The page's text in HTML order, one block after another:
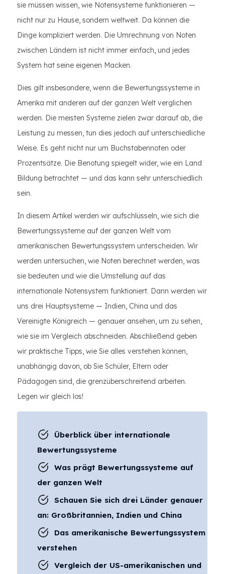
sie müssen wissen, wie Notensysteme funktionieren —
nicht nur zu Hause, sondern weltweit. Da können die
Dinge kompliziert werden. Die Umrechnung von Noten
zwischen Ländern ist nicht immer einfach, und jedes
System hat seine eigenen Macken.
Dies gilt insbesondere, wenn die Bewertungssysteme in
Amerika mit anderen auf der ganzen Welt verglichen
werden. Die meisten Systeme zielen zwar darauf ab, die
Leistung zu messen, tun dies jedoch auf unterschiedliche
Weise. Es geht nicht nur um Buchstabennoten oder
Prozentsätze. Die Benotung spiegelt wider, wie ein Land
Bildung betrachtet — und das kann sehr unterschiedlich
sein.
In diesem Artikel werden wir aufschlüsseln, wie sich die
Bewertungssysteme auf der ganzen Welt vom
amerikanischen Bewertungssystem unterscheiden. Wir
werden untersuchen, wie Noten berechnet werden, was
sie bedeuten und wie die Umstellung auf das
internationale Notensystem funktioniert. Dann werden wir
uns drei Hauptsysteme — Indien, China und das
Vereinigte Königreich — genauer ansehen, um zu sehen,
wie sie im Vergleich abschneiden. Abschließend geben
wir praktische Tipps, wie Sie alles verstehen können,
unabhängig davon, ob Sie Schüler, Eltern oder
Pädagogen sind, die grenzüberschreitend arbeiten.
Legen wir gleich los!
Überblick über internationale
Bewertungssysteme
Was prägt Bewertungssysteme auf
der ganzen Welt
Schauen Sie sich drei Länder genauer
an: Großbritannien, Indien und China
Das amerikanische Bewertungssystem
verstehen
Vergleich der US-amerikanischen und